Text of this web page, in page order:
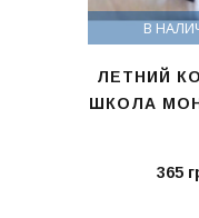
В
ЛЕТНИЙ
ШКОЛА
365